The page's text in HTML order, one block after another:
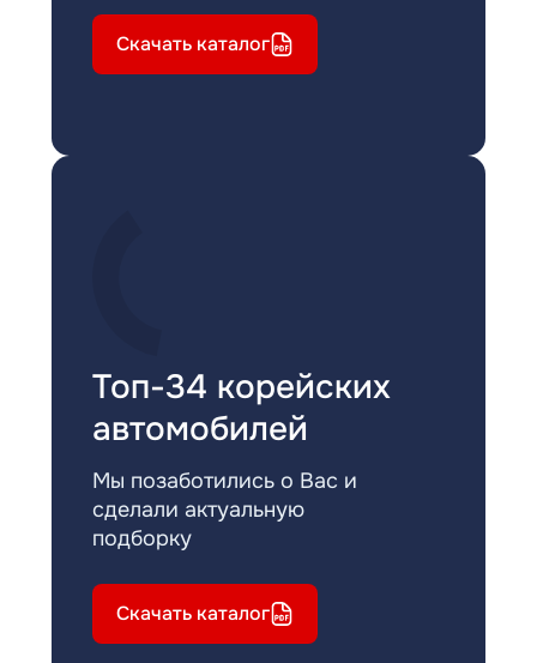
Скачать каталог
Топ-34 корейских
автомобилей
Мы позаботились о Вас и
сделали актуальную
подборку
Скачать каталог